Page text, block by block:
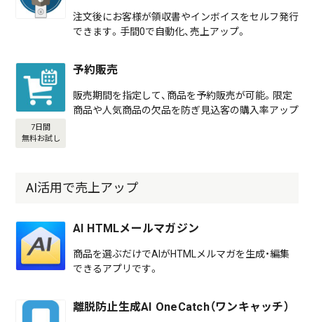
注文後にお客様が領収書やインボイスをセルフ発行
できます。手間0で自動化、売上アップ。
7日間
無料お試し
予約販売
販売期間を指定して、商品を予約販売が可能。限定
商品や人気商品の欠品を防ぎ見込客の購入率アップ
AI活用で売上アップ
AI HTMLメールマガジン
商品を選ぶだけでAIがHTMLメルマガを生成・編集
できるアプリです。
離脱防止生成AI OneCatch（ワンキャッチ）